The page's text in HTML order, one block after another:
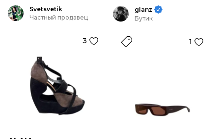
Svetsvetik
Частный продавец
3
glanz
Бутик
1